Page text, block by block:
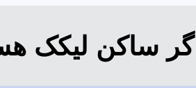
اگر ساکن لیکک